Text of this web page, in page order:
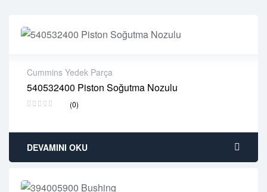
Cummins Yedek Parça
540532400 Piston Soğutma Nozulu
(0)
2 years warranty
Delivery time: 1-2 business days
DEVAMINI OKU